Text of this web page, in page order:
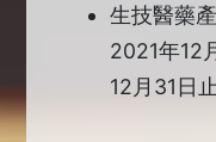
生技醫藥
2021年12
12月31日止